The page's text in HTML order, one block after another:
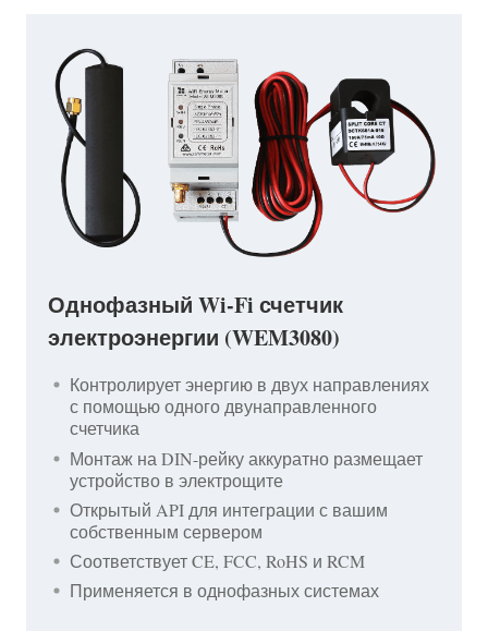
Однофазный Wi-Fi счетчик
электроэнергии (WEM3080)
Контролирует энергию в двух направлениях
с помощью одного двунаправленного
счетчика
Монтаж на DIN-рейку аккуратно размещает
устройство в электрощите
Открытый API для интеграции с вашим
собственным сервером
Соответствует CE, FCC, RoHS и RCM
Применяется в однофазных системах